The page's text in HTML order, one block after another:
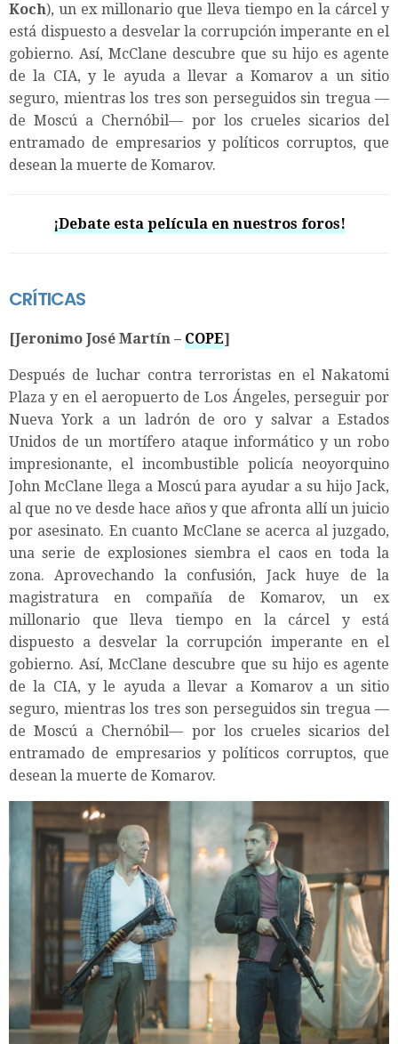
Koch), un ex millonario que lleva tiempo en la cárcel y
está dispuesto a desvelar la corrupción imperante en el
gobierno. Así, McClane descubre que su hijo es agente
de la CIA, y le ayuda a llevar a Komarov a un sitio
seguro, mientras los tres son perseguidos sin tregua —
de Moscú a Chernóbil— por los crueles sicarios del
entramado de empresarios y políticos corruptos, que
desean la muerte de Komarov.
¡Debate esta película en nuestros foros!
CRÍTICAS
[Jeronimo José Martín – COPE]
Después de luchar contra terroristas en el Nakatomi
Plaza y en el aeropuerto de Los Ángeles, perseguir por
Nueva York a un ladrón de oro y salvar a Estados
Unidos de un mortífero ataque informático y un robo
impresionante, el incombustible policía neoyorquino
John McClane llega a Moscú para ayudar a su hijo Jack,
al que no ve desde hace años y que afronta allí un juicio
por asesinato. En cuanto McClane se acerca al juzgado,
una serie de explosiones siembra el caos en toda la
zona. Aprovechando la confusión, Jack huye de la
magistratura en compañía de Komarov, un ex
millonario que lleva tiempo en la cárcel y está
dispuesto a desvelar la corrupción imperante en el
gobierno. Así, McClane descubre que su hijo es agente
de la CIA, y le ayuda a llevar a Komarov a un sitio
seguro, mientras los tres son perseguidos sin tregua —
de Moscú a Chernóbil— por los crueles sicarios del
entramado de empresarios y políticos corruptos, que
desean la muerte de Komarov.